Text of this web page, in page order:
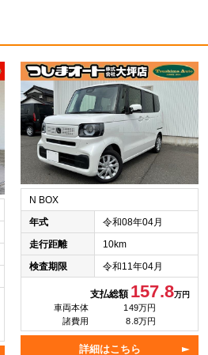
N BOX
年式
令和08年04月
走行距離
10km
検査期限
令和11年04月
支払総額 157.8万円
車両本体
149万円
諸費用
8.8万円
詳細はこちら